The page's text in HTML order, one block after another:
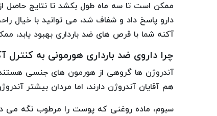
ممکن است تا سه ماه طول بکشد تا نتایج حاصل
دارو پاسخ داد و شفاف شد، می توانید با خیال
آکنه شما با قرص های ضد بارداری بهبود یابد،
چرا داروی ضد بارداری هورمونی به
آندروژن ها گروهی از هورمون های جنسی
هم آقایان آندروژن دارند، اما مردان بیشتر
سبوم، ماده روغنی که پوست را مرطوب نگه می